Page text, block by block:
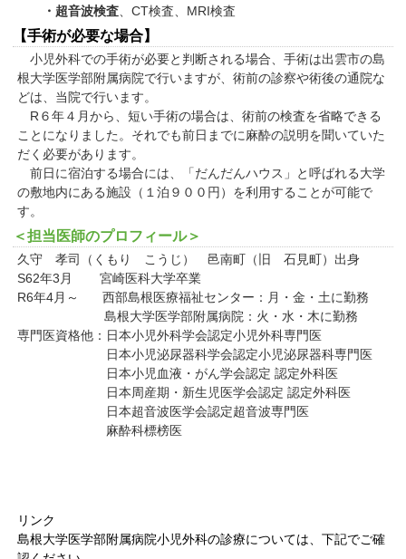
・超音波検査 、CT検査、MRI検査
【手術が必要な場合】
小児外科での手術が必要と判断される場合、手術は出雲市の島
根大学医学部附属病院で行いますが、術前の診察や術後の通院な
どは、当院で行います。
R６年４月から、短い手術の場合は、術前の検査を省略できる
ことになりました。それでも前日までに麻酔の説明を聞いていた
だく必要があります。
前日に宿泊する場合には、「だんだんハウス」と呼ばれる大学
の敷地内にある施設（１泊９００円）を利用することが可能で
す。
＜担当医師のプロフィール＞
久守 孝司（くもり こうじ） 邑南町（旧 石見町）出身
S62年3月 宮崎医科大学卒業
R6年4月～ 西部島根医療福祉センター：月・金・土に勤務
島根大学医学部附属病院：火・水・木に勤務
専門医資格他：日本小児外科学会認定小児外科専門医
日本小児泌尿器科学会認定小児泌尿器科専門医
日本小児血液・がん学会認定 認定外科医
日本周産期・新生児医学会認定 認定外科医
日本超音波医学会認定超音波専門医
麻酔科標榜医
リンク
島根大学医学部附属病院小児外科の診療については、下記でご確